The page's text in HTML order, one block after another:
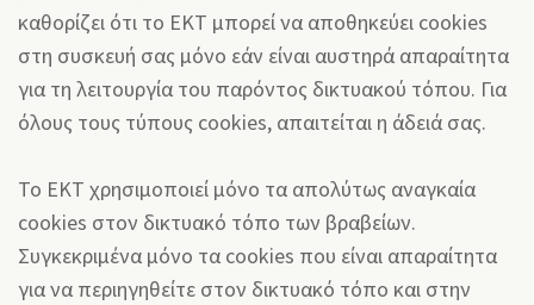
καθορίζει ότι το ΕΚΤ μπορεί να αποθηκεύει cookies
στη συσκευή σας μόνο εάν είναι αυστηρά απαραίτητα
για τη λειτουργία του παρόντος δικτυακού τόπου. Για
όλους τους τύπους cookies, απαιτείται η άδειά σας.
Το ΕΚΤ χρησιμοποιεί μόνο τα απολύτως αναγκαία
cookies στον δικτυακό τόπο των βραβείων.
Συγκεκριμένα μόνο τα cookies που είναι απαραίτητα
για να περιηγηθείτε στον δικτυακό τόπο και στην